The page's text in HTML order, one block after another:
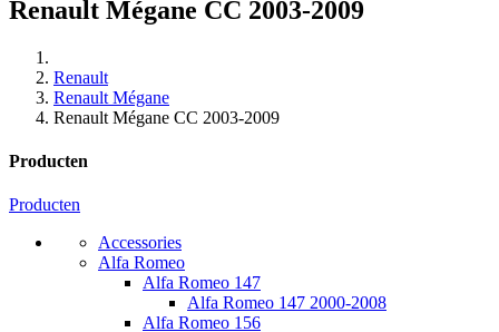
Renault Mégane CC 2003-2009
Renault
Renault Mégane
Renault Mégane CC 2003-2009
Producten
Producten
Accessories
Alfa Romeo
Alfa Romeo 147
Alfa Romeo 147 2000-2008
Alfa Romeo 156